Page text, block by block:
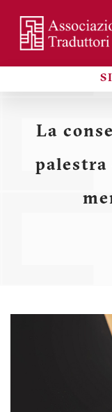
contenuto
principale
La